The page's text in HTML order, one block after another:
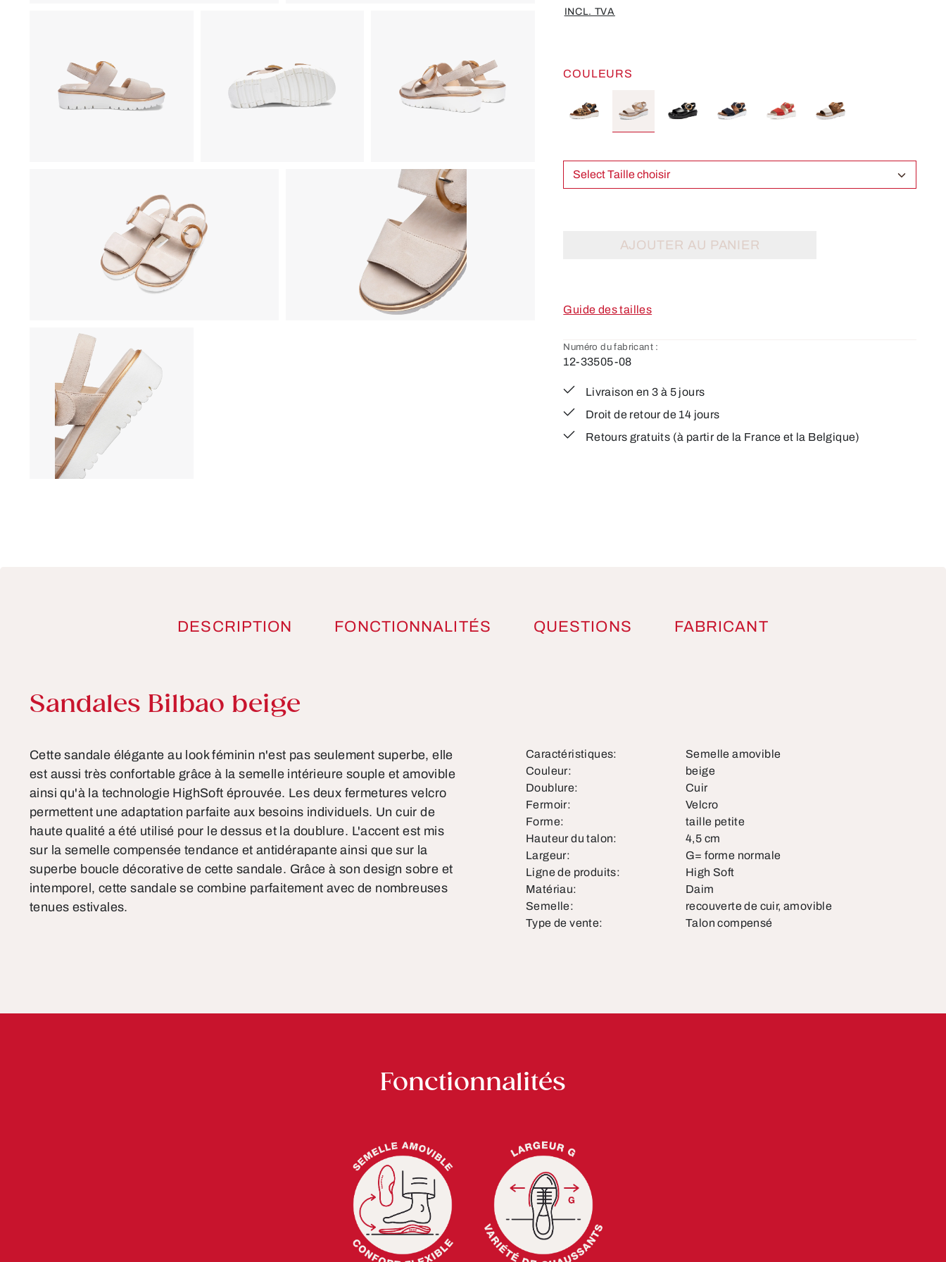
INCL. TVA
COULEURS
Select Taille choisir
AJOUTER AU PANIER
Guide des tailles
Numéro du fabricant :
12-33505-08
Livraison en 3 à 5 jours
Droit de retour de 14 jours
Retours gratuits (à partir de la France et la Belgique)
DESCRIPTION FONCTIONNALITÉS QUESTIONS FABRICANT
Informations sur le produit
Sandales Bilbao beige
Cette sandale élégante au look féminin n'est pas seulement superbe, elle
est aussi très confortable grâce à la semelle intérieure souple et amovible
ainsi qu'à la technologie HighSoft éprouvée. Les deux fermetures velcro
permettent une adaptation parfaite aux besoins individuels. Un cuir de
haute qualité a été utilisé pour le dessus et la doublure. L'accent est mis
sur la semelle compensée tendance et antidérapante ainsi que sur la
superbe boucle décorative de cette sandale. Grâce à son design sobre et
intemporel, cette sandale se combine parfaitement avec de nombreuses
tenues estivales.
Caractéristiques:
Semelle amovible
Couleur:
beige
Doublure:
Cuir
Fermoir:
Velcro
Forme:
taille petite
Hauteur du talon:
4,5 cm
Largeur:
G= forme normale
Ligne de produits:
High Soft
Matériau:
Daim
Semelle:
recouverte de cuir, amovible
Type de vente:
Talon compensé
Fonctionnalités